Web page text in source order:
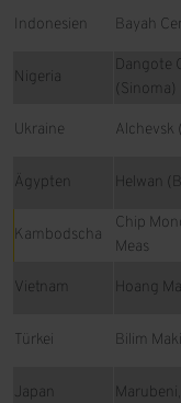
Indonesien Bayah
Nigeria
Dangote
(Sinoma)
Ukraine Alchevsk
Ägypten Helwan
Kambodscha
Chip
Meas
Vietnam Hoang
Türkei Bilim
Japan